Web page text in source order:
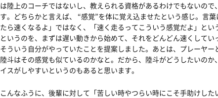
は陸上のコーチではないし、教えられる資格があるわけでもないの
す。どちらかと言えば、 “感覚”を体に覚え込ませたという感じ。言
たら速くなるよ」ではなく、「速く走るってこういう感覚だよ」と
というのを、まずは遅い動きから始めて、それをどんどん速くしてい
そういう自分がやっていたことを提案しました。あとは、プレーヤ
陸斗はその感覚も似ているのかなと。だから、陸斗がどうしたいの
イスがしやすいというのもあると思います。
こんなふうに、後輩に対して「苦しい時やつらい時にこそ手助けし